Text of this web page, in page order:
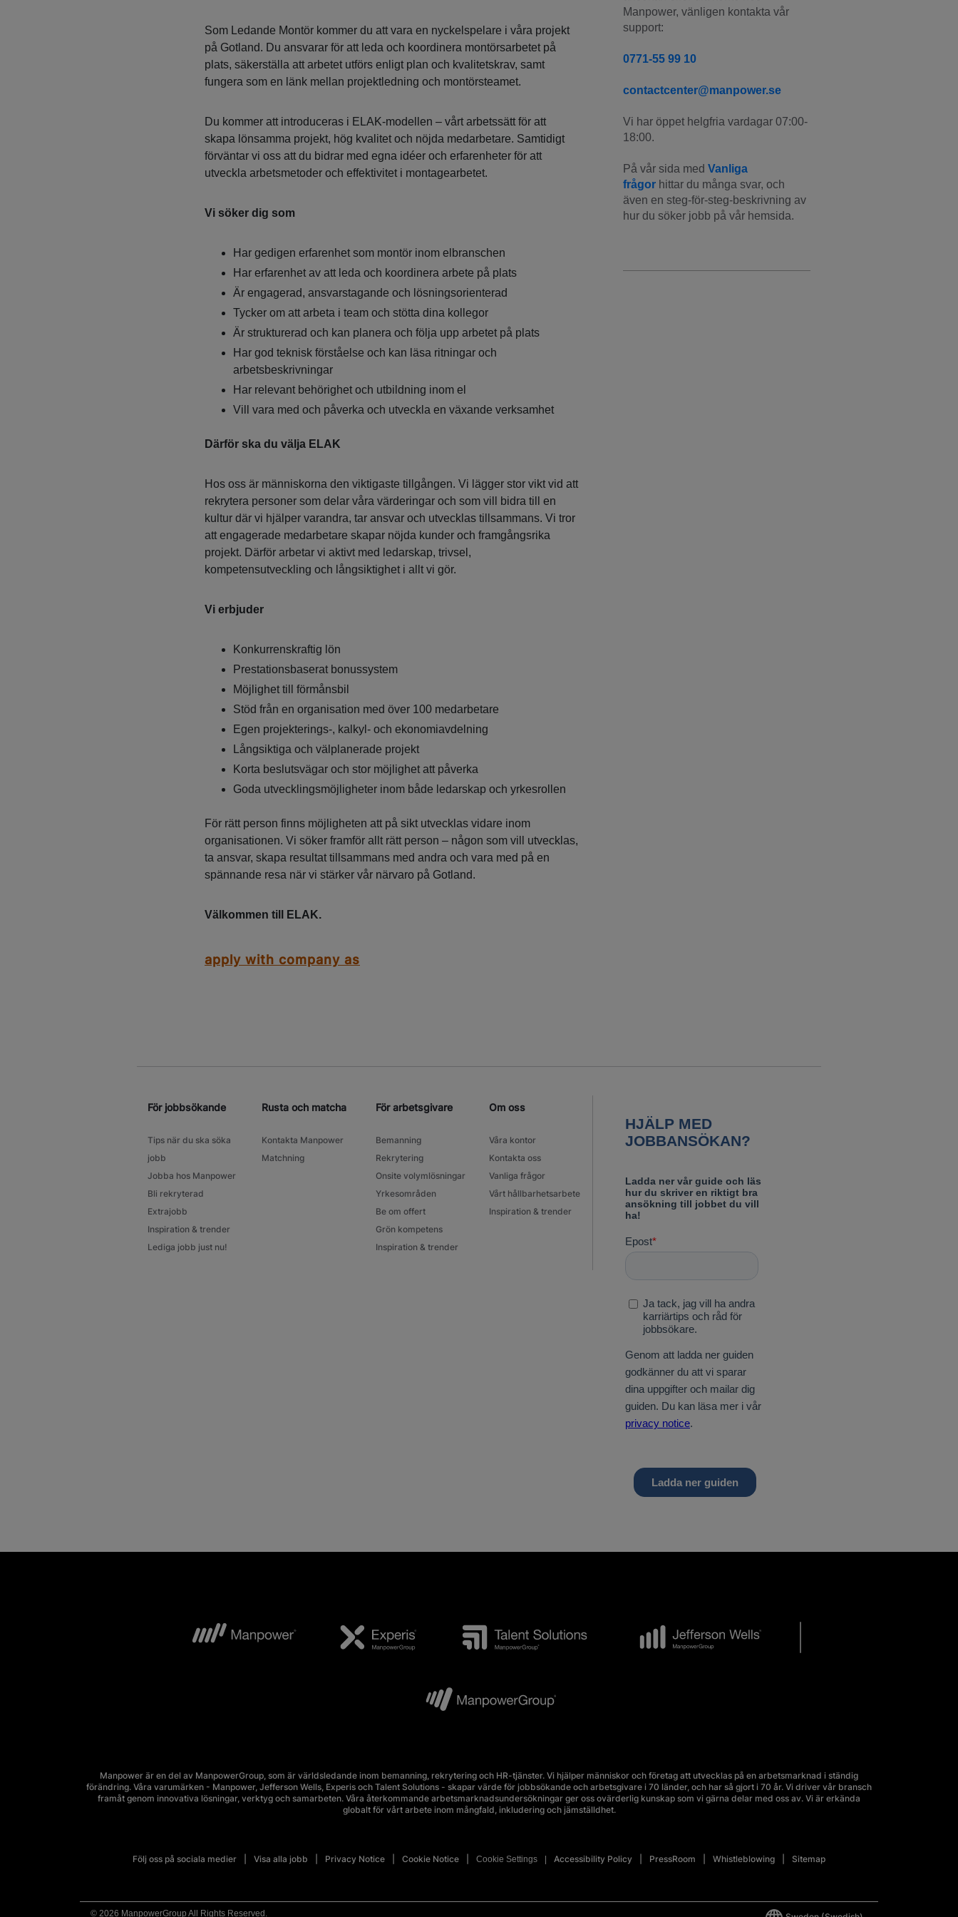
Som Ledande Montör kommer du att vara en nyckelspelare i våra projekt
på Gotland. Du ansvarar för att leda och koordinera montörsarbetet på
plats, säkerställa att arbetet utförs enligt plan och kvalitetskrav, samt
fungera som en länk mellan projektledning och montörsteamet.
Du kommer att introduceras i ELAK-modellen – vårt arbetssätt för att
skapa lönsamma projekt, hög kvalitet och nöjda medarbetare. Samtidigt
förväntar vi oss att du bidrar med egna idéer och erfarenheter för att
utveckla arbetsmetoder och effektivitet i montagearbetet.
Vi söker dig som
Har gedigen erfarenhet som montör inom elbranschen
Har erfarenhet av att leda och koordinera arbete på plats
Är engagerad, ansvarstagande och lösningsorienterad
Tycker om att arbeta i team och stötta dina kollegor
Är strukturerad och kan planera och följa upp arbetet på plats
Har god teknisk förståelse och kan läsa ritningar och
arbetsbeskrivningar
Har relevant behörighet och utbildning inom el
Vill vara med och påverka och utveckla en växande verksamhet
Därför ska du välja ELAK
Hos oss är människorna den viktigaste tillgången. Vi lägger stor vikt vid att
rekrytera personer som delar våra värderingar och som vill bidra till en
kultur där vi hjälper varandra, tar ansvar och utvecklas tillsammans. Vi tror
att engagerade medarbetare skapar nöjda kunder och framgångsrika
projekt. Därför arbetar vi aktivt med ledarskap, trivsel,
kompetensutveckling och långsiktighet i allt vi gör.
Vi erbjuder
Konkurrenskraftig lön
Prestationsbaserat bonussystem
Möjlighet till förmånsbil
Stöd från en organisation med över 100 medarbetare
Egen projekterings-, kalkyl- och ekonomiavdelning
Långsiktiga och välplanerade projekt
Korta beslutsvägar och stor möjlighet att påverka
Goda utvecklingsmöjligheter inom både ledarskap och yrkesrollen
För rätt person finns möjligheten att på sikt utvecklas vidare inom
organisationen. Vi söker framför allt rätt person – någon som vill utvecklas,
ta ansvar, skapa resultat tillsammans med andra och vara med på en
spännande resa när vi stärker vår närvaro på Gotland.
Välkommen till ELAK.
apply with company as
Manpower, vänligen kontakta vår
support:
0771-55 99 10
contactcenter@manpower.se
Vi har öppet helgfria vardagar 07:00-
18:00.
På vår sida med Vanliga
frågor hittar du många svar, och
även en steg-för-steg-beskrivning av
hur du söker jobb på vår hemsida.
För jobbsökande
Tips när du ska söka
jobb
Jobba hos Manpower
Bli rekryterad
Extrajobb
Inspiration & trender
Lediga jobb just nu!
Rusta och matcha
Kontakta Manpower
Matchning
För arbetsgivare
Bemanning
Rekrytering
Onsite volymlösningar
Yrkesområden
Be om offert
Grön kompetens
Inspiration & trender
Om oss
Våra kontor
Kontakta oss
Vanliga frågor
Vårt hållbarhetsarbete
Inspiration & trender
Manpower är en del av ManpowerGroup, som är världsledande inom bemanning, rekrytering och HR-tjänster. Vi hjälper människor och företag att utvecklas på en arbetsmarknad i ständig
förändring. Våra varumärken - Manpower, Jefferson Wells, Experis och Talent Solutions - skapar värde för jobbsökande och arbetsgivare i 70 länder, och har så gjort i 70 år. Vi driver vår bransch
framåt genom innovativa lösningar, verktyg och samarbeten. Våra återkommande arbetsmarknadsundersökningar ger oss ovärderlig kunskap som vi gärna delar med oss av. Vi är erkända
globalt för vårt arbete inom mångfald, inkludering och jämställdhet.
Följ oss på sociala medier Visa alla jobb Privacy Notice Cookie Notice Cookie Settings Accessibility Policy PressRoom Whistleblowing Sitemap
© 2026 ManpowerGroup All Rights Reserved.